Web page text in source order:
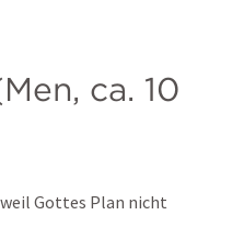
ca. 10
Gottes Plan nicht